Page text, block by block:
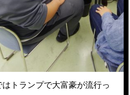
トランプで大富豪が流行っ